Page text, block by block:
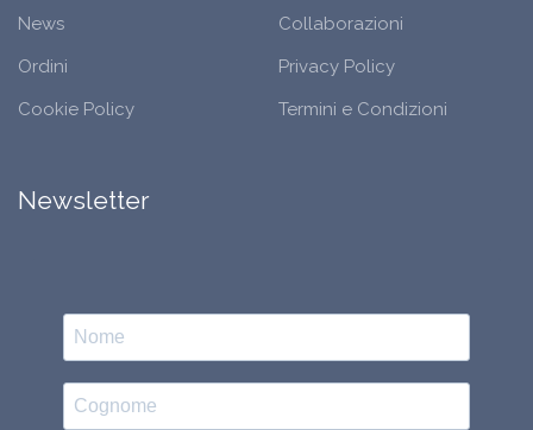
News
Collaborazioni
Ordini
Privacy Policy
Cookie Policy
Termini e Condizioni
Newsletter